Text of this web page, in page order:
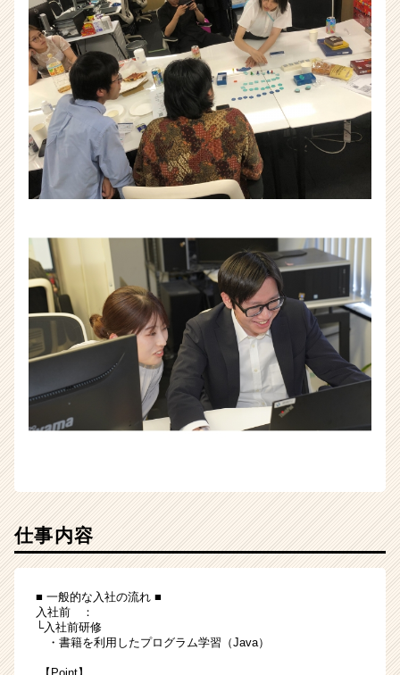
仕事内容
■ 一般的な入社の流れ ■
入社前 ：
└入社前研修
・書籍を利用したプログラム学習（Java）